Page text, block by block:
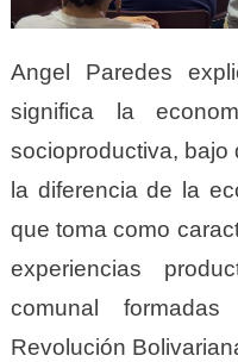
Angel Paredes
significa la
socioproductiva, bajo
la diferencia de la
que toma como
experiencias
comunal
Revolución